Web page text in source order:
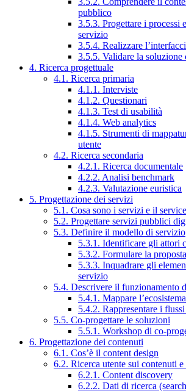
pubblico
3.5.3. Progettare i processi
servizio
3.5.4. Realizzare
3.5.5. Validare la soluzione
4. Ricerca progettuale
4.1. Ricerca primaria
4.1.1. Interviste
4.1.2. Questionari
4.1.3. Test di usabilità
4.1.4. Web analytics
4.1.5. Strumenti di
utente
4.2. Ricerca secondaria
4.2.1. Ricerca documentale
4.2.2. Analisi benchmark
4.2.3. Valutazione euristica
5. Progettazione dei servizi
5.1. Cosa sono i servizi e il
5.2. Progettare servizi pubblici
5.3. Definire il modello di servizio
5.3.1. Identificare gli attori
5.3.2. Formulare la
5.3.3. Inquadrare gli
servizio
5.4. Descrivere il funzionamento
5.4.1. Mappare l’ecosistema
5.4.2. Rappresentare i
5.5. Co-progettare le soluzioni
5.5.1. Workshop di co-
6. Progettazione dei contenuti
6.1. Cos’è il content design
6.2. Ricerca utente sui contenuti
6.2.1. Content discovery
6.2.2. Dati di ricerca